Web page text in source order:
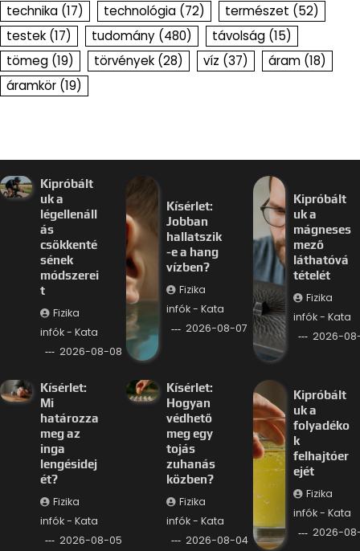
technika (17) technológia (72) természet (52)
testek (17) tudomány (480) távolság (15)
tömeg (19) törvények (28) víz (37) áram (18)
áramkör (19)
Kipróbált
uk a
légellenáll
ás
csökkenté
sének
módszerei
t
Fizika
infók - Kata
2026-08-08
Kísérlet:
Jobban
hallatszik
-e a hang
vízben?
Fizika
infók - Kata
2026-08-07
Kipróbált
uk a
mágneses
mező
láthatóvá
tételét
Fizika
infók - Kata
2026-
Kísérlet:
Mi
határozza
meg az
inga
lengésidej
ét?
Fizika
infók - Kata
2026-08-05
Kísérlet:
Hogyan
védhető
meg egy
tojás
zuhanás
közben?
Fizika
infók - Kata
2026-08-04
Kipróbált
uk a
folyadéko
k
felhajtóer
ejét
Fizika
infók - Kata
2026-